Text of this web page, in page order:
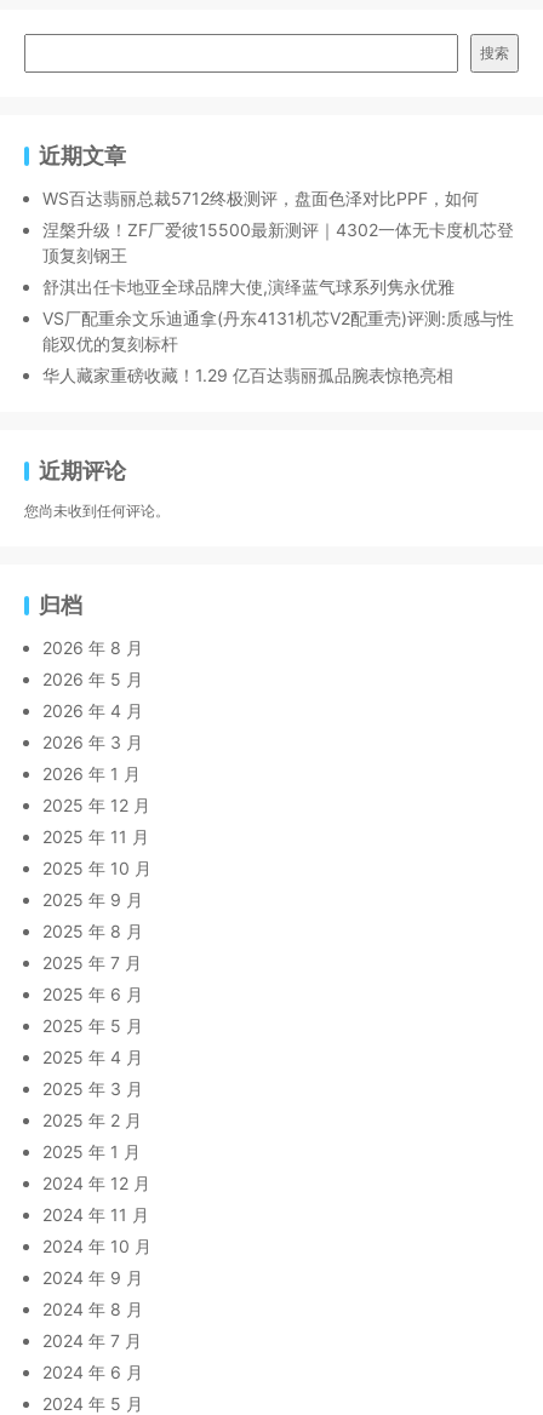
搜索
近期文章
WS百达翡丽总裁5712终极测评，盘面色泽对比PPF，如何
涅槃升级！ZF厂爱彼15500最新测评｜4302一体无卡度机芯登
顶复刻钢王
舒淇出任卡地亚全球品牌大使,演绎蓝气球系列隽永优雅
VS厂配重余文乐迪通拿(丹东4131机芯V2配重壳)评测:质感与性
能双优的复刻标杆
华人藏家重磅收藏！1.29 亿百达翡丽孤品腕表惊艳亮相
近期评论
您尚未收到任何评论。
归档
2026 年 8 月
2026 年 5 月
2026 年 4 月
2026 年 3 月
2026 年 1 月
2025 年 12 月
2025 年 11 月
2025 年 10 月
2025 年 9 月
2025 年 8 月
2025 年 7 月
2025 年 6 月
2025 年 5 月
2025 年 4 月
2025 年 3 月
2025 年 2 月
2025 年 1 月
2024 年 12 月
2024 年 11 月
2024 年 10 月
2024 年 9 月
2024 年 8 月
2024 年 7 月
2024 年 6 月
2024 年 5 月